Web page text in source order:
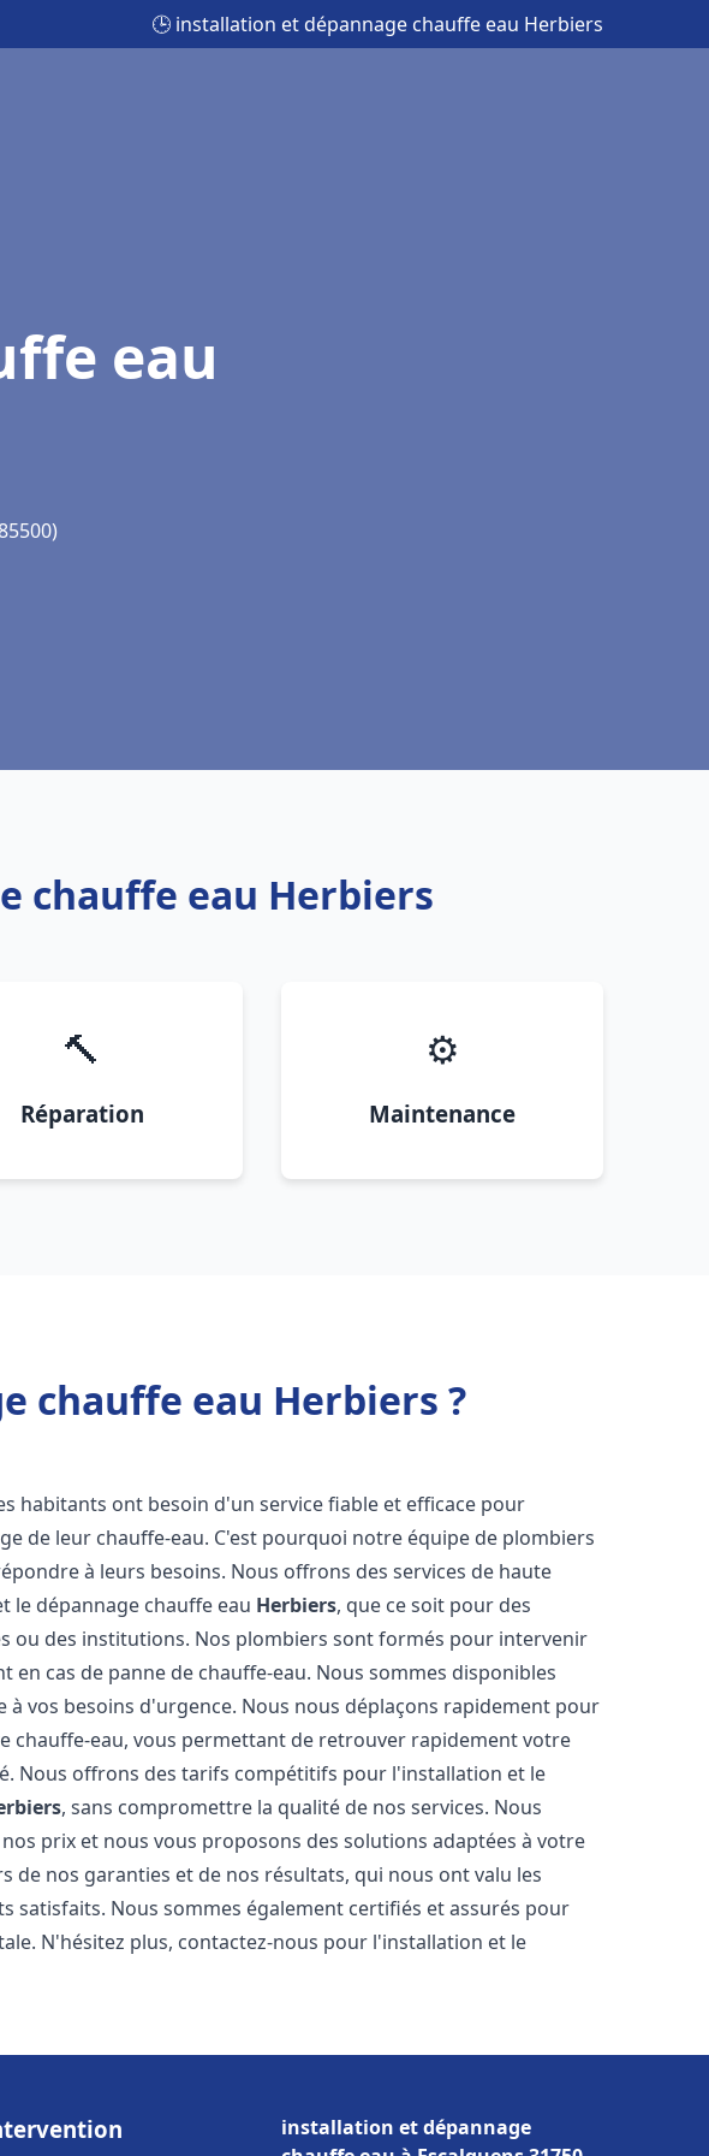
🕒 installation et dépannage chauffe eau Herbiers
eau
chauffe eau Herbiers
🔨
Réparation
⚙️
Maintenance
chauffe eau Herbiers ?
habitants ont besoin d'un service fiable et efficace pour
de leur chauffe-eau. C'est pourquoi notre équipe de plombiers
à leurs besoins. Nous offrons des services de haute
le dépannage chauffe eau Herbiers, que ce soit pour des
ou des institutions. Nos plombiers sont formés pour intervenir
en cas de panne de chauffe-eau. Nous sommes disponibles
à vos besoins d'urgence. Nous nous déplaçons rapidement pour
chauffe-eau, vous permettant de retrouver rapidement votre
Nous offrons des tarifs compétitifs pour l'installation et le
, sans compromettre la qualité de nos services. Nous
prix et nous vous proposons des solutions adaptées à votre
de nos garanties et de nos résultats, qui nous ont valu les
satisfaits. Nous sommes également certifiés et assurés pour
N'hésitez plus, contactez-nous pour l'installation et le
installation et dépannage